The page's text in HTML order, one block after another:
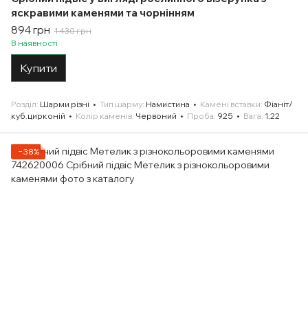
яскравими каменями та чорнінням
894 грн 1 430 грн
В наявності
Купити
Розділ Шарми різні Тип шарму Намистина Камені вставки Фіаніт/
куб.цирконій
Колір каменів Червоний Проба 925 Вага 1.22
−38%